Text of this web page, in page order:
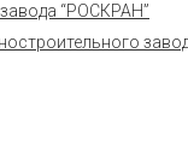
“РОСКРАН”